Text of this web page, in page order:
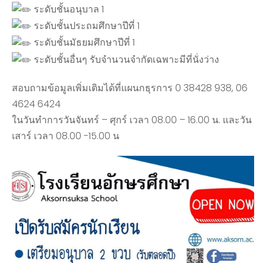
ระดับชั้นอนุบาล 1
ระดับชั้นประถมศึกษาปีที่ 1
ระดับชั้นมัธยมศึกษาปีที่ 1
ระดับชั้นอื่นๆ รับจำนวนจำกัดเฉพาะมีที่นั่งว่าง
สอบถามข้อมูลเพิ่มเติมได้ที่แผนกธุรการ 0 38428 938, 06
4624 6424
ในวันทำการวันจันทร์ – ศุกร์ เวลา 08.00 – 16.00 น. และวัน
เสาร์ เวลา 08.00 -15.00 น